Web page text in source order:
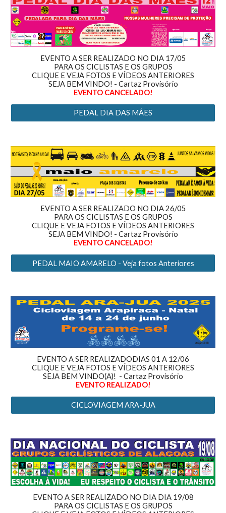
EVENTO A SER REALIZADO NO DIA 17/05
PARA OS CICLISTAS E OS GRUPOS
CLIQUE E VEJA FOTOS E VÍDEOS ANTERIORES
SEJA BEM VINDO! - Cartaz Provisório
EVENTO CANCELADO!
PEDAL DIA DAS MÂES
EVENTO A SER REALIZADO NO DIA 26/05
PARA OS CICLISTAS E OS GRUPOS
CLIQUE E VEJA FOTOS E VÍDEOS ANTERIORES
SEJA BEM VINDO! - Cartaz Provisório
EVENTO CANCELADO!
PEDAL MAIO AMARELO - Veja fotos Anteriores
EVENTO A SER REALIZADODIAS 01 A 12/06
CLIQUE E VEJA FOTOS E VÍDEOS ANTERIORES
SEJA BEM VINDO(A)! - Cartaz Provisório
EVENTO REALIZADO!
CICLOVIAGEM ARA-JUA
EVENTO A SER REALIZADO NO DIA DIA 19/08
PARA OS CICLISTAS E OS GRUPOS